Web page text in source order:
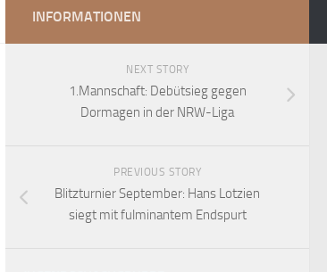
INFORMATIONEN
NEXT STORY
1.Mannschaft: Debütsieg gegen
Dormagen in der NRW-Liga
PREVIOUS STORY
Blitzturnier September: Hans Lotzien
siegt mit fulminantem Endspurt